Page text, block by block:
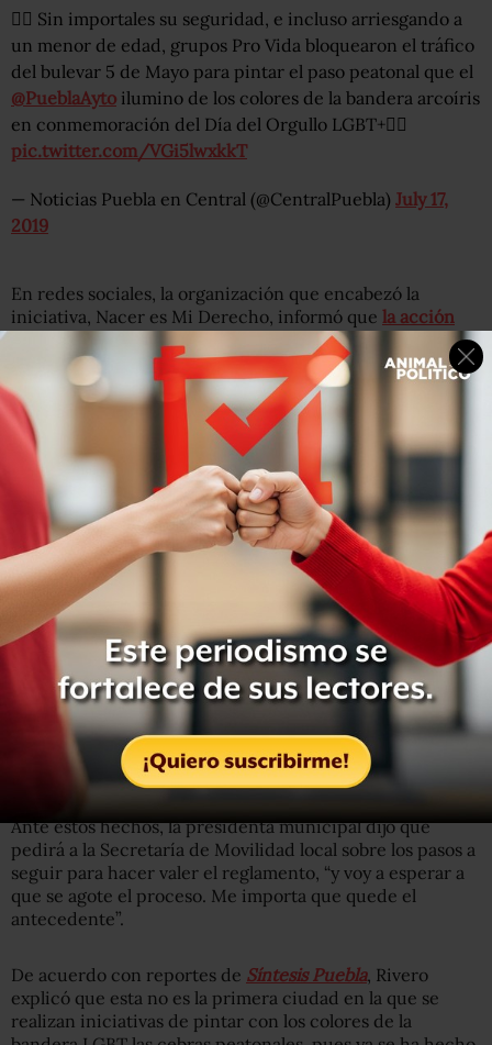
🤦‍♂ Sin importales su seguridad, e incluso arriesgando a
un menor de edad, grupos Pro Vida bloquearon el tráfico
del bulevar 5 de Mayo para pintar el paso peatonal que el
@PueblaAyto ilumino de los colores de la bandera arcoíris
en conmemoración del Día del Orgullo LGBT+🏳‍🌈
pic.twitter.com/VGi5lwxkkT
— Noticias Puebla en Central (@CentralPuebla) July 17,
2019
En redes sociales, la organización que encabezó la
iniciativa, Nacer es Mi Derecho, informó que la acción
fue realizada bajo el resguardo de policías municipales y
de tránsito.
Lee: Gobierno federal presenta acciones contra la
homofobia y la discriminación
Ante estos hechos, la presidenta municipal dijo que
pedirá a la Secretaría de Movilidad local sobre los pasos a
seguir para hacer valer el reglamento, “y voy a esperar a
que se agote el proceso. Me importa que quede el
antecedente”.
De acuerdo con reportes de Síntesis Puebla, Rivero
explicó que esta no es la primera ciudad en la que se
realizan iniciativas de pintar con los colores de la